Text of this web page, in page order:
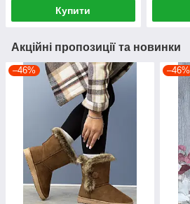
Купити
Акційні пропозиції та новинки
–46% –46%